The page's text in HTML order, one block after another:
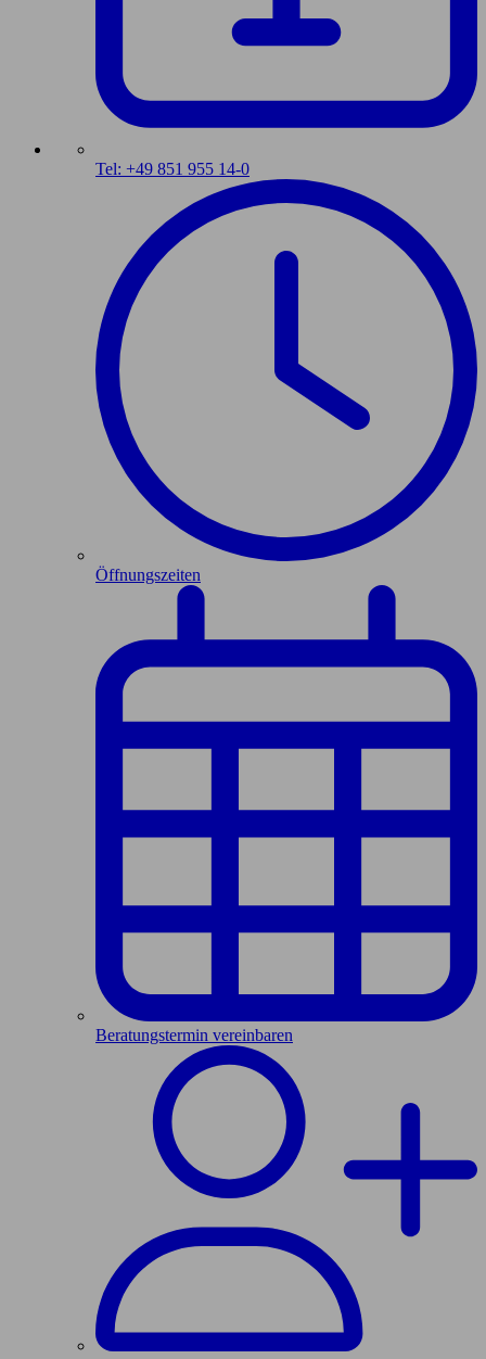
Tel: +49 851 955 14-0
Öffnungszeiten
Beratungstermin vereinbaren